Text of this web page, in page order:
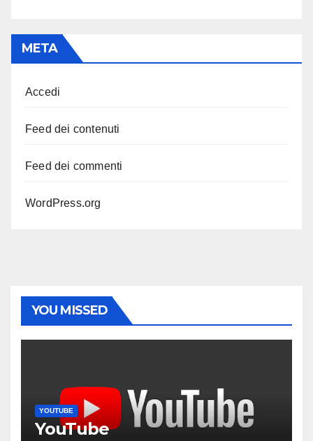
META
Accedi
Feed dei contenuti
Feed dei commenti
WordPress.org
YOU MISSED
YOUTUBE
YouTube